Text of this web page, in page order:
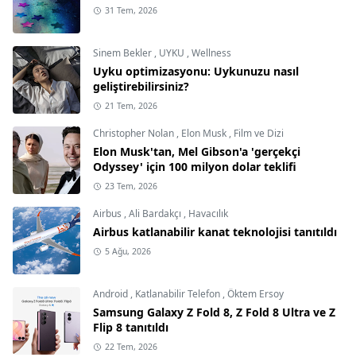
31 Tem, 2026
Sinem Bekler , UYKU ,Wellness
Uyku optimizasyonu: Uykunuzu nasıl
geliştirebilirsiniz?
21 Tem, 2026
Christopher Nolan , Elon Musk , Film ve Dizi
Elon Musk'tan, Mel Gibson'a 'gerçekçi
Odyssey' için 100 milyon dolar teklifi
23 Tem, 2026
Airbus ,Ali Bardakçı , Havacılık
Airbus katlanabilir kanat teknolojisi tanıtıldı
5 Ağu, 2026
Android , Katlanabilir Telefon ,Öktem Ersoy
Samsung Galaxy Z Fold 8, Z Fold 8 Ultra ve Z
Flip 8 tanıtıldı
22 Tem, 2026